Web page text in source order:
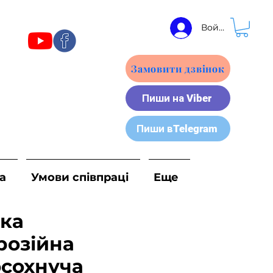
Пиши вTelegram
Пиши на Viber
Замовити дзвінок
Умови співпраці Еще
Войти